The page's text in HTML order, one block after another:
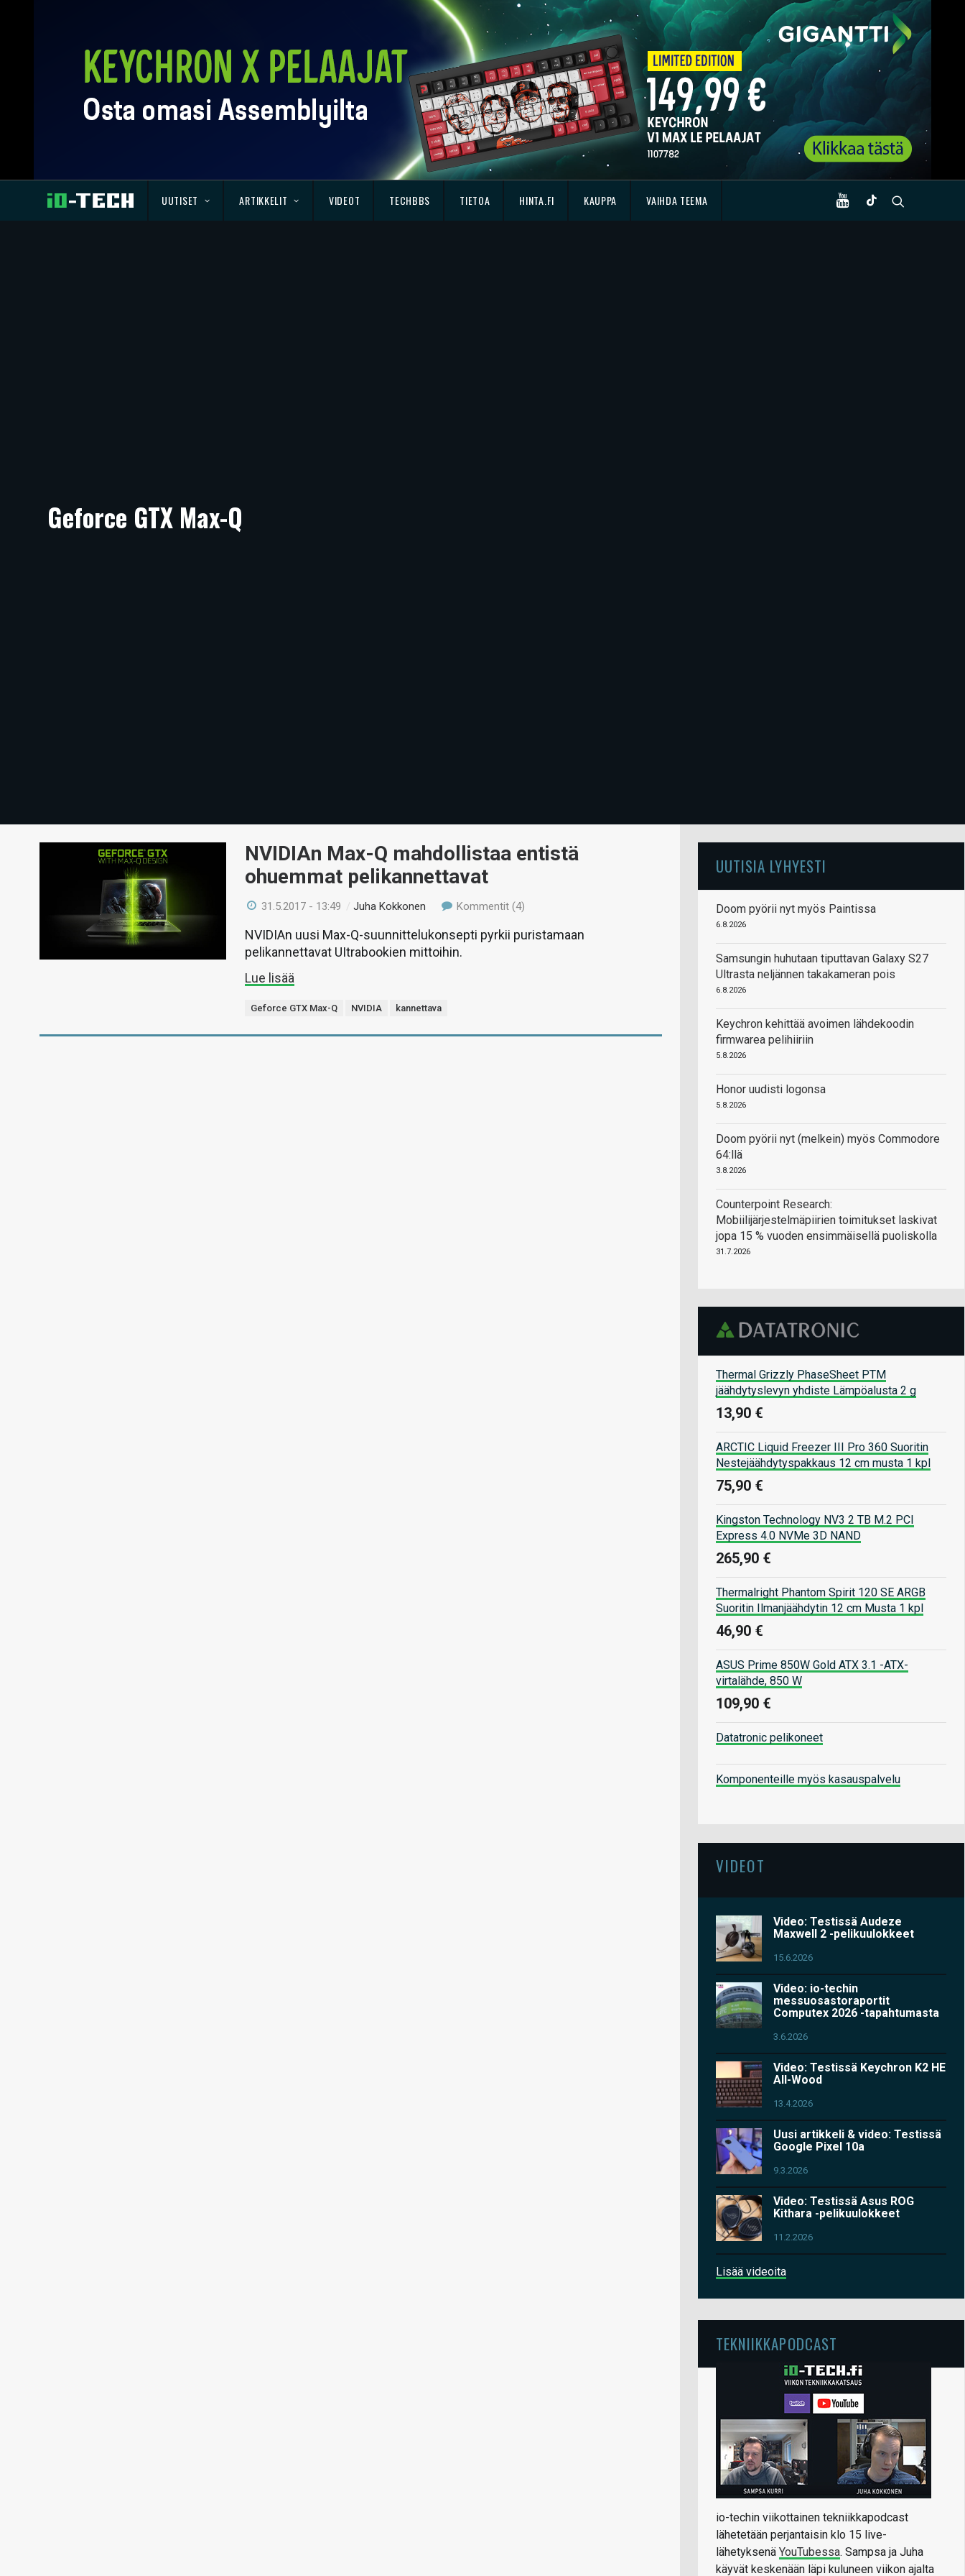
UUTISET ARTIKKELIT VIDEOT TECHBBS TIETOA HINTA.FI KAUPPA VAIHDA TEEMA
Geforce GTX Max-Q
NVIDIAn Max-Q mahdollistaa entistä
ohuemmat pelikannettavat
31.5.2017 - 13:49 /Juha Kokkonen Kommentit (4)
NVIDIAn uusi Max-Q-suunnittelukonsepti pyrkii puristamaan
pelikannettavat UItrabookien mittoihin.
Lue lisää
Geforce GTX Max-Q NVIDIA kannettava
UUTISIA LYHYESTI
Doom pyörii nyt myös Paintissa
6.8.2026
Samsungin huhutaan tiputtavan Galaxy S27
Ultrasta neljännen takakameran pois
6.8.2026
Keychron kehittää avoimen lähdekoodin
firmwarea pelihiiriin
5.8.2026
Honor uudisti logonsa
5.8.2026
Doom pyörii nyt (melkein) myös Commodore
64:llä
3.8.2026
Counterpoint Research:
Mobiilijärjestelmäpiirien toimitukset laskivat
jopa 15 % vuoden ensimmäisellä puoliskolla
31.7.2026
Thermal Grizzly PhaseSheet PTM
jäähdytyslevyn yhdiste Lämpöalusta 2 g
13,90 €
ARCTIC Liquid Freezer III Pro 360 Suoritin
Nestejäähdytyspakkaus 12 cm musta 1 kpl
75,90 €
Kingston Technology NV3 2 TB M.2 PCI
Express 4.0 NVMe 3D NAND
265,90 €
Thermalright Phantom Spirit 120 SE ARGB
Suoritin Ilmanjäähdytin 12 cm Musta 1 kpl
46,90 €
ASUS Prime 850W Gold ATX 3.1 -ATX-
virtalähde, 850 W
109,90 €
Datatronic pelikoneet
Komponenteille myös kasauspalvelu
VIDEOT
Video: Testissä Audeze
Maxwell 2 -pelikuulokkeet
15.6.2026
Video: io-techin
messuosastoraportit
Computex 2026 -tapahtumasta
3.6.2026
Video: Testissä Keychron K2 HE
All-Wood
13.4.2026
Uusi artikkeli & video: Testissä
Google Pixel 10a
9.3.2026
Video: Testissä Asus ROG
Kithara -pelikuulokkeet
11.2.2026
Lisää videoita
TEKNIIKKAPODCAST
io-techin viikottainen tekniikkapodcast
lähetetään perjantaisin klo 15 live-
lähetyksenä YouTubessa. Sampsa ja Juha
käyvät keskenään läpi kuluneen viikon ajalta